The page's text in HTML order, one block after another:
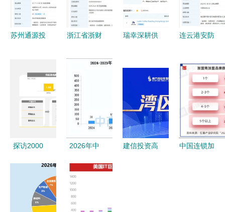
苏州通源投
后的深意
入与资产管
理服务新篇
章
浙江省浙财
理登记成立
注册资本5
亿元深耕自
有资金投资
瑞幸深耕供
局金融级服
务
连云港安防
动能 10亿
元专项母基
金成立 专
注自有资金
资产管理
探访2000
食品供应链
投资秘籍与
2026年中
业链图谱及
投资布局分
析 自有资
建信投资高
中国连锁加